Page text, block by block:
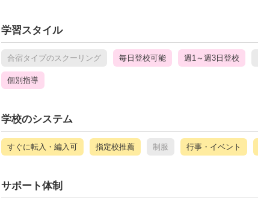
学習スタイル
合宿タイプのスクーリング 毎日登校可能 週1～週3日登校
個別指導
学校のシステム
すぐに転入・編入可 指定校推薦 制服 行事・イベント
サポート体制